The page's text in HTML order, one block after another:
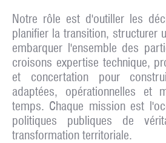
Notre rôle est d'outiller les
planifier la transition, structurer
embarquer l'ensemble des
croisons expertise technique,
et concertation pour
adaptées, opérationnelles et
temps. Chaque mission est
politiques publiques de
transformation territoriale.